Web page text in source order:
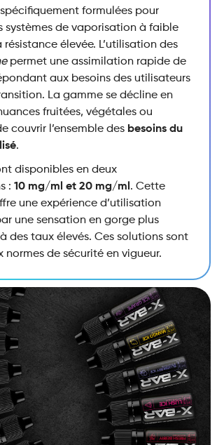
formulées pour
systèmes de vaporisation à faible
résistance élevée. L’utilisation des
permet une assimilation rapide de
aux besoins des utilisateurs
La gamme se décline en
fruitées, végétales ou
couvrir l’ensemble des besoins du
.
disponibles en deux
: 10 mg/ml et 20 mg/ml . Cette
une expérience d’utilisation
une sensation en gorge plus
des taux élevés. Ces solutions sont
normes de sécurité en vigueur.